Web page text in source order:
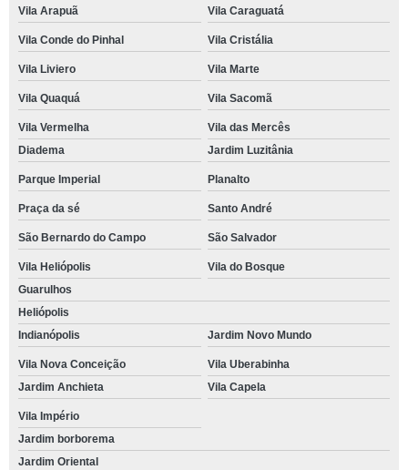
Vila Arapuã Vila Caraguatá
Vila Conde do Pinhal Vila Cristália
Vila Liviero Vila Marte
Vila Quaquá Vila Sacomã
Vila Vermelha
Vila das Mercês
Diadema
Jardim Luzitânia
Parque Imperial Planalto
Praça da sé Santo André
São Bernardo do Campo São Salvador
Vila Heliópolis
Vila do Bosque
Guarulhos
Heliópolis
Indianópolis
Jardim Novo Mundo
Vila Nova Conceição
Vila Uberabinha
Jardim Anchieta
Vila Capela
Vila Império
Jardim borborema
Jardim Oriental